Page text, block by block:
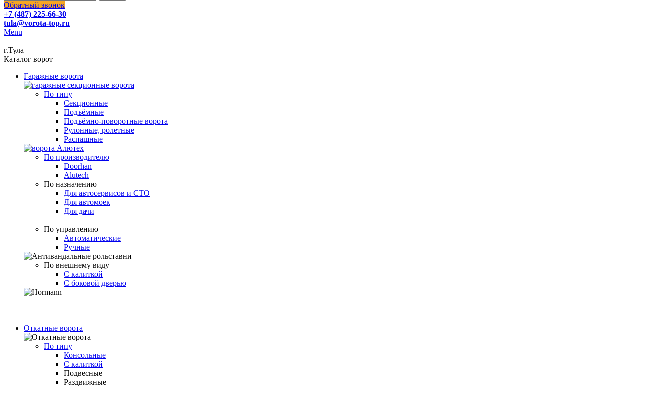
Обратный звонок
+7 (487) 225-66-30
tula@vorota-top.ru
Menu
г.Тула
Каталог ворот
Гаражные ворота
По типу
Секционные
Подъёмные
Подъёмно-поворотные ворота
Рулонные, ролетные
Распашные
По производителю
Doorhan
Alutech
По назначению
Для автосервисов и СТО
Для автомоек
Для дачи
По управлению
Автоматические
Ручные
По внешнему виду
С калиткой
С боковой дверью
Откатные ворота
По типу
Консольные
С калиткой
Подвесные
Раздвижные